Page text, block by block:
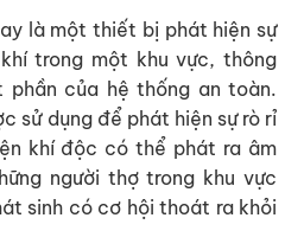
là một thiết bị phát hiện sự
trong một khu vực, thông
phần của hệ thống an toàn.
sử dụng để phát hiện sự rò rỉ
khí độc có thể phát ra âm
người thợ trong khu vực
sinh có cơ hội thoát ra khỏi